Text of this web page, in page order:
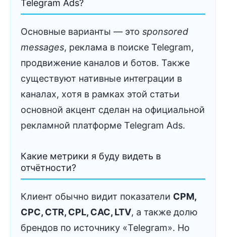
Telegram Ads?
Основные варианты — это sponsored
messages, реклама в поиске Telegram,
продвижение каналов и ботов. Также
существуют нативные интеграции в
каналах, хотя в рамках этой статьи
основной акцент сделан на официальной
рекламной платформе Telegram Ads.
Какие метрики я буду видеть в
отчётности?
Клиент обычно видит показатели CPM,
CPC, CTR, CPL, CAC, LTV, а также долю
брендов по источнику «Telegram». Но